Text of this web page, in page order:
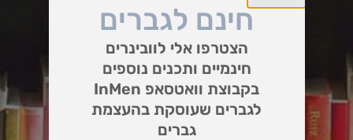
חינם לגברים
הצטרפו אלי לוובינרים
חינמיים ותכנים נוספים
בקבוצת וואטסאפ InMen
לגברים שעוסקת בהעצמת
גברים